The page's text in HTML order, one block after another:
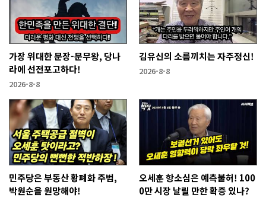
가장 위대한 문장-문무왕, 당나
라에 선전포고하다!
2026-8-8
김유신의 소름끼치는 자주정신!
2026-8-8
민주당은 부동산 황폐화 주범,
박원순을 원망해야!
오세훈 항소심은 예측불허! 100
0만 시장 날릴 만한 확증 있나?